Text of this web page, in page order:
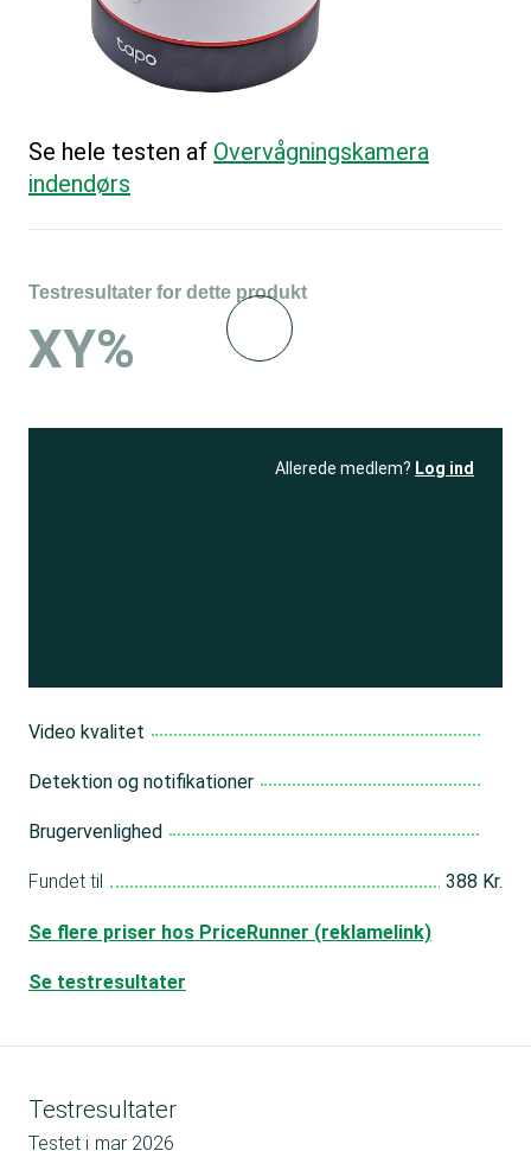
Se hele testen af Overvågningskamera
indendørs
Testresultater for dette produkt
XY%
Allerede medlem? Log ind
Video kvalitet
Detektion og notifikationer
Brugervenlighed
Fundet til 388 Kr.
Se flere priser hos PriceRunner (reklamelink)
Se testresultater
Testresultater
Testet i mar 2026